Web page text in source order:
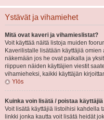
Ystävät ja vihamiehet
Mitä ovat kaveri ja vihamieslistat?
Voit käyttää näitä listoja muiden
Kaverilistalle lisätään käyttäjiä
näkemään jos he ovat paikalla ja
riippuen näiden käyttäjien viestit
vihamieheksi, kaikki käyttäjän
Ylös
Kuinka voin lisätä / poistaa
Voit lisätä käyttäjiä listoihisi kahdella
linkki jonka kautta voit lisätä heidät